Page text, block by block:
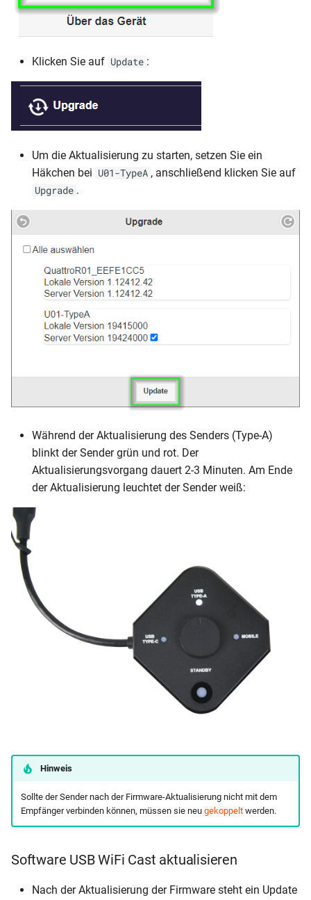
Klicken Sie auf Update :
Um die Aktualisierung zu starten, setzen Sie ein
Häkchen bei U01-TypeA , anschließend klicken Sie auf
Upgrade .
Während der Aktualisierung des Senders (Type-A)
blinkt der Sender grün und rot. Der
Aktualisierungsvorgang dauert 2-3 Minuten. Am Ende
der Aktualisierung leuchtet der Sender weiß:
Hinweis
Sollte der Sender nach der Firmware-Aktualisierung nicht mit dem
Empfänger verbinden können, müssen sie neu gekoppeltwerden.
Software USB WiFi Cast aktualisieren
Nach der Aktualisierung der Firmware steht ein Update